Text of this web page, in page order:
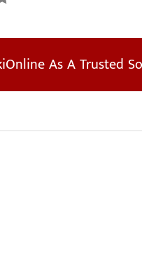
As A Trusted